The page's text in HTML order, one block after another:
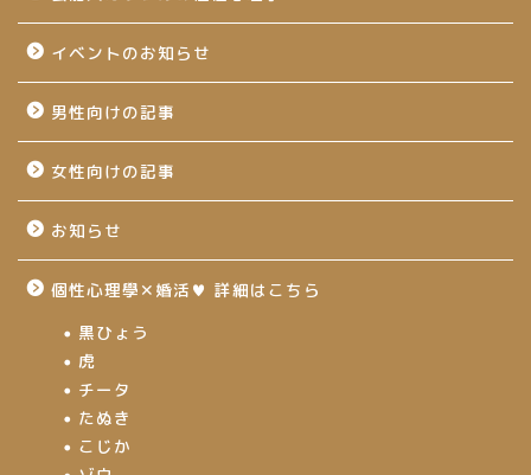
イベントのお知らせ
男性向けの記事
女性向けの記事
お知らせ
個性心理學✕婚活♥ 詳細はこちら
黒ひょう
虎
チータ
たぬき
こじか